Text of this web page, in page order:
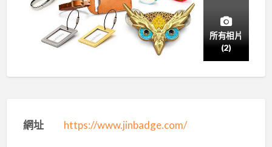
所有相片
(2)
網址 https://www.jinbadge.com/